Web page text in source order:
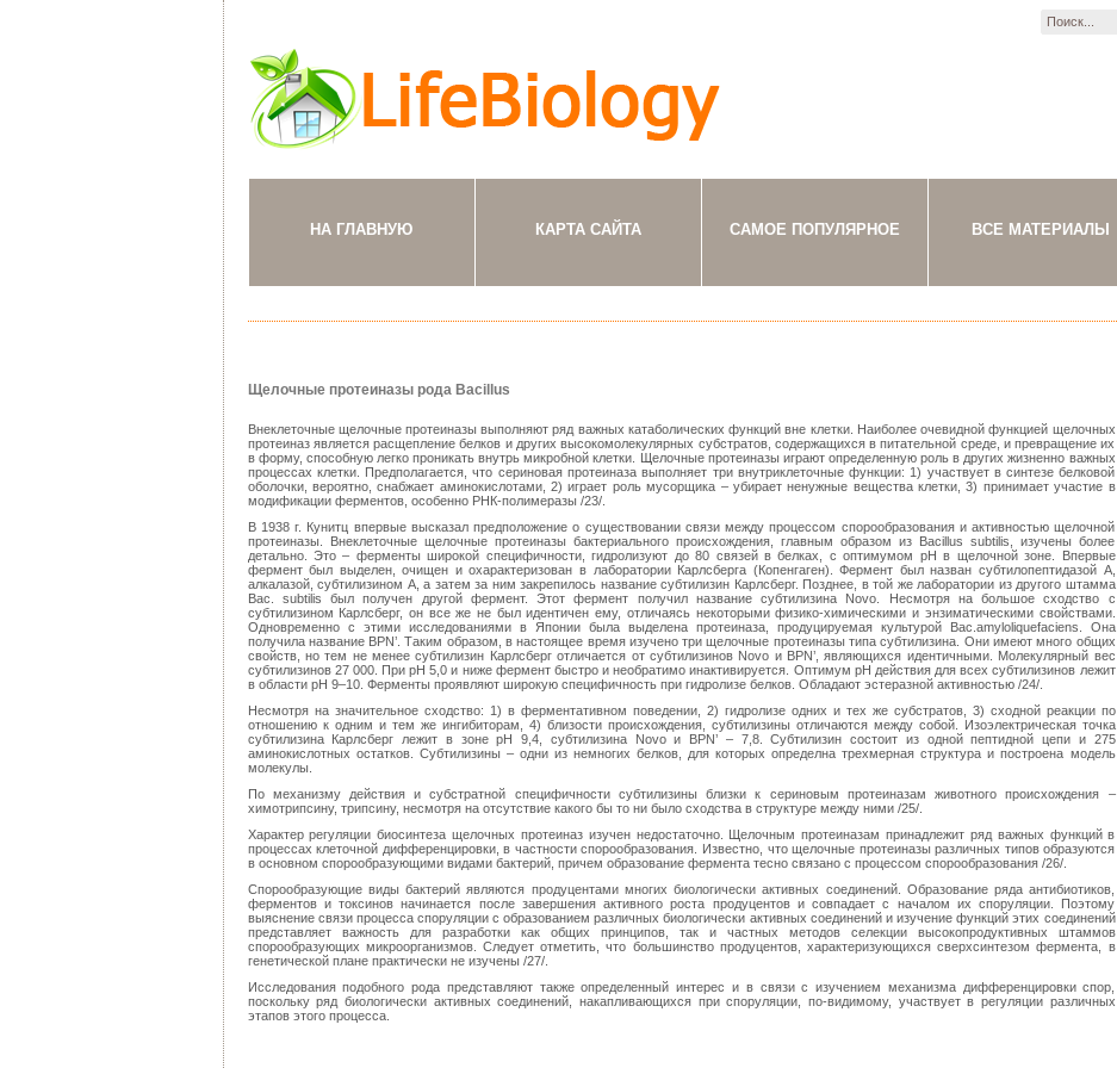
НА ГЛАВНУЮ КАРТА САЙТА САМОЕ ПОПУЛЯРНОЕ ВСЕ МАТЕРИАЛЫ
Щелочные протеиназы рода Bacillus
Внеклеточные щелочные протеиназы выполняют ряд важных катаболических функций вне клетки. Наиболее очевидной функцией щелочных
протеиназ является расщепление белков и других высокомолекулярных субстратов, содержащихся в питательной среде, и превращение их
в форму, способную легко проникать внутрь микробной клетки. Щелочные протеиназы играют определенную роль в других жизненно важных
процессах клетки. Предполагается, что сериновая протеиназа выполняет три внутриклеточные функции: 1) участвует в синтезе белковой
оболочки, вероятно, снабжает аминокислотами, 2) играет роль мусорщика – убирает ненужные вещества клетки, 3) принимает участие в
модификации ферментов, особенно РНК-полимеразы /23/.
В 1938 г. Кунитц впервые высказал предположение о существовании связи между процессом спорообразования и активностью щелочной
протеиназы. Внеклеточные щелочные протеиназы бактериального происхождения, главным образом из Bacillus subtilis, изучены более
детально. Это – ферменты широкой специфичности, гидролизуют до 80 связей в белках, с оптимумом рН в щелочной зоне. Впервые
фермент был выделен, очищен и охарактеризован в лаборатории Карлсберга (Копенгаген). Фермент был назван субтилопептидазой А,
алкалазой, субтилизином А, а затем за ним закрепилось название субтилизин Карлсберг. Позднее, в той же лаборатории из другого штамма
Bac. subtilis был получен другой фермент. Этот фермент получил название субтилизина Novo. Несмотря на большое сходство с
субтилизином Карлсберг, он все же не был идентичен ему, отличаясь некоторыми физико-химическими и энзиматическими свойствами.
Одновременно с этими исследованиями в Японии была выделена протеиназа, продуцируемая культурой Bac.amyloliquefaciens. Она
получила название BPN’. Таким образом, в настоящее время изучено три щелочные протеиназы типа субтилизина. Они имеют много общих
свойств, но тем не менее субтилизин Карлсберг отличается от субтилизинов Novo и BPN’, являющихся идентичными. Молекулярный вес
субтилизинов 27 000. При рН 5,0 и ниже фермент быстро и необратимо инактивируется. Оптимум рН действия для всех субтилизинов лежит
в области рН 9–10. Ферменты проявляют широкую специфичность при гидролизе белков. Обладают эстеразной активностью /24/.
Несмотря на значительное сходство: 1) в ферментативном поведении, 2) гидролизе одних и тех же субстратов, 3) сходной реакции по
отношению к одним и тем же ингибиторам, 4) близости происхождения, субтилизины отличаются между собой. Изоэлектрическая точка
субтилизина Карлсберг лежит в зоне рН 9,4, субтилизина Novo и BPN’ – 7,8. Субтилизин состоит из одной пептидной цепи и 275
аминокислотных остатков. Субтилизины – одни из немногих белков, для которых определна трехмерная структура и построена модель
молекулы.
По механизму действия и субстратной специфичности субтилизины близки к сериновым протеиназам животного происхождения –
химотрипсину, трипсину, несмотря на отсутствие какого бы то ни было сходства в структуре между ними /25/.
Характер регуляции биосинтеза щелочных протеиназ изучен недостаточно. Щелочным протеиназам принадлежит ряд важных функций в
процессах клеточной дифференцировки, в частности спорообразования. Известно, что щелочные протеиназы различных типов образуются
в основном спорообразующими видами бактерий, причем образование фермента тесно связано с процессом спорообразования /26/.
Спорообразующие виды бактерий являются продуцентами многих биологически активных соединений. Образование ряда антибиотиков,
ферментов и токсинов начинается после завершения активного роста продуцентов и совпадает с началом их споруляции. Поэтому
выяснение связи процесса споруляции с образованием различных биологически активных соединений и изучение функций этих соединений
представляет важность для разработки как общих принципов, так и частных методов селекции высокопродуктивных штаммов
спорообразующих микроорганизмов. Следует отметить, что большинство продуцентов, характеризующихся сверхсинтезом фермента, в
генетической плане практически не изучены /27/.
Исследования подобного рода представляют также определенный интерес и в связи с изучением механизма дифференцировки спор,
поскольку ряд биологически активных соединений, накапливающихся при споруляции, по-видимому, участвует в регуляции различных
этапов этого процесса.